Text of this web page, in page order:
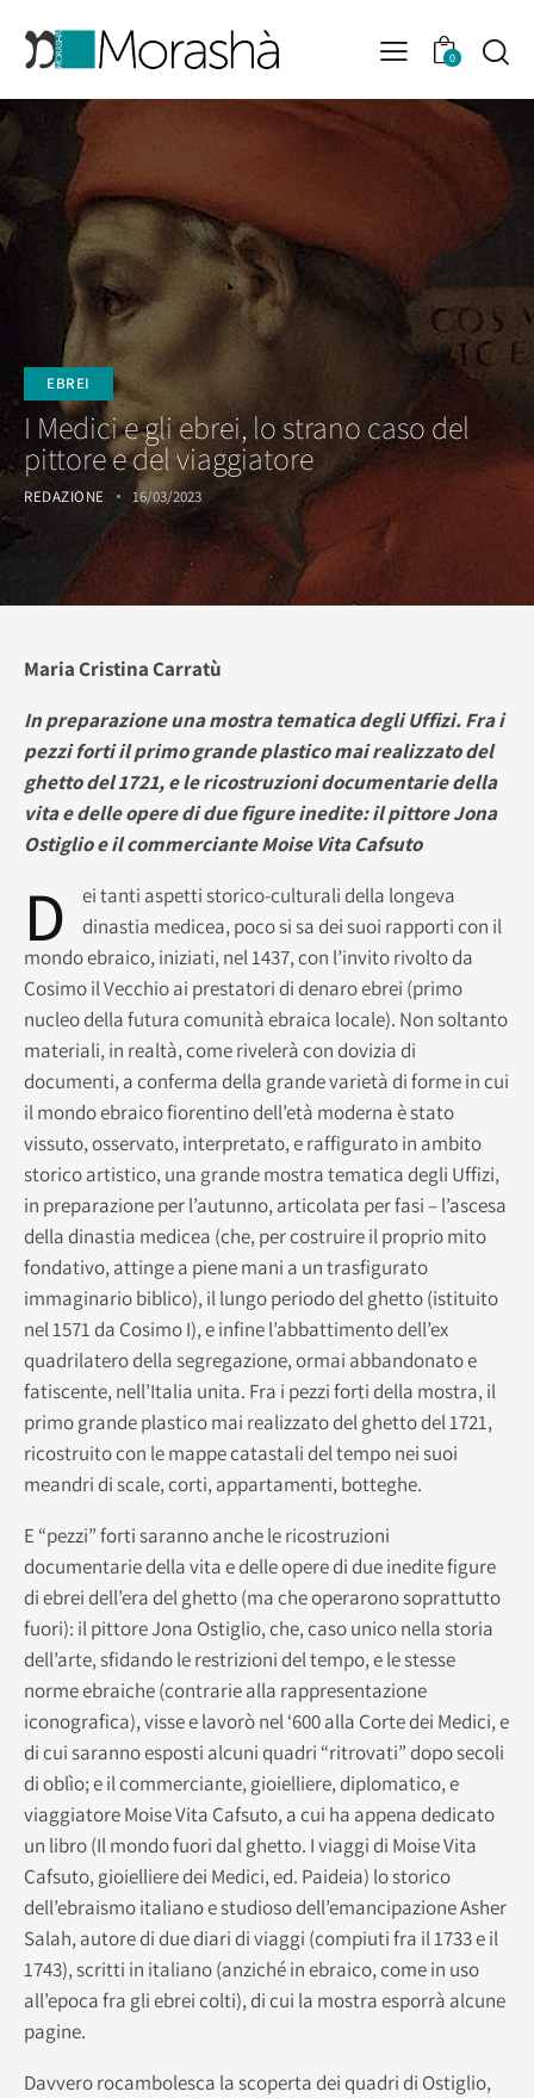
0
EBREI
I Medici e gli ebrei, lo strano caso del
pittore e del viaggiatore
REDAZIONE 16/03/2023
Maria Cristina Carratù
In preparazione una mostra tematica degli Uffizi. Fra i
pezzi forti il primo grande plastico mai realizzato del
ghetto del 1721, e le ricostruzioni documentarie della
vita e delle opere di due figure inedite: il pittore Jona
Ostiglio e il commerciante Moise Vita Cafsuto
D
ei tanti aspetti storico-culturali della longeva
dinastia medicea, poco si sa dei suoi rapporti con il
mondo ebraico, iniziati, nel 1437, con l’invito rivolto da
Cosimo il Vecchio ai prestatori di denaro ebrei (primo
nucleo della futura comunità ebraica locale). Non soltanto
materiali, in realtà, come rivelerà con dovizia di
documenti, a conferma della grande varietà di forme in cui
il mondo ebraico fiorentino dell’età moderna è stato
vissuto, osservato, interpretato, e raffigurato in ambito
storico artistico, una grande mostra tematica degli Uffizi,
in preparazione per l’autunno, articolata per fasi – l’ascesa
della dinastia medicea (che, per costruire il proprio mito
fondativo, attinge a piene mani a un trasfigurato
immaginario biblico), il lungo periodo del ghetto (istituito
nel 1571 da Cosimo I), e infine l’abbattimento dell’ex
quadrilatero della segregazione, ormai abbandonato e
fatiscente, nell’Italia unita. Fra i pezzi forti della mostra, il
primo grande plastico mai realizzato del ghetto del 1721,
ricostruito con le mappe catastali del tempo nei suoi
meandri di scale, corti, appartamenti, botteghe.
E “pezzi” forti saranno anche le ricostruzioni
documentarie della vita e delle opere di due inedite figure
di ebrei dell’era del ghetto (ma che operarono soprattutto
fuori): il pittore Jona Ostiglio, che, caso unico nella storia
dell’arte, sfidando le restrizioni del tempo, e le stesse
norme ebraiche (contrarie alla rappresentazione
iconografica), visse e lavorò nel ‘600 alla Corte dei Medici, e
di cui saranno esposti alcuni quadri “ritrovati” dopo secoli
di oblìo; e il commerciante, gioielliere, diplomatico, e
viaggiatore Moise Vita Cafsuto, a cui ha appena dedicato
un libro (Il mondo fuori dal ghetto. I viaggi di Moise Vita
Cafsuto, gioielliere dei Medici, ed. Paideia) lo storico
dell’ebraismo italiano e studioso dell’emancipazione Asher
Salah, autore di due diari di viaggi (compiuti fra il 1733 e il
1743), scritti in italiano (anziché in ebraico, come in uso
all’epoca fra gli ebrei colti), di cui la mostra esporrà alcune
pagine.
Davvero rocambolesca la scoperta dei quadri di Ostiglio,